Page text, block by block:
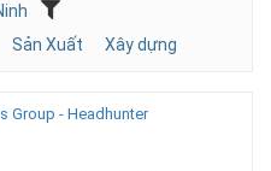
Sản Xuất Xây dựng
Group - Headhunter